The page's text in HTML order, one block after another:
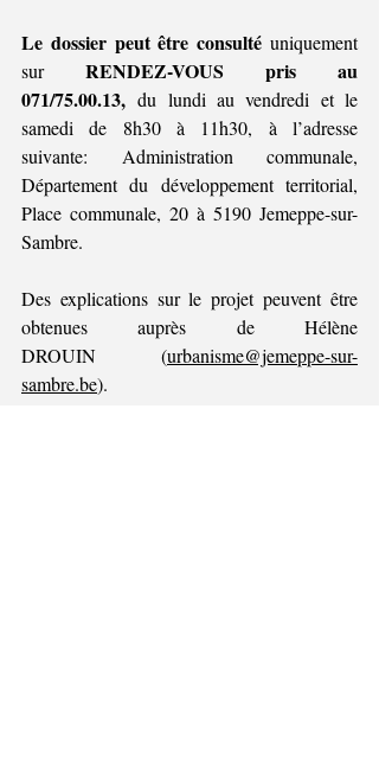
Le dossier peut être consulté uniquement
sur RENDEZ-VOUS pris au
071/75.00.13, du lundi au vendredi et le
samedi de 8h30 à 11h30, à l’adresse
suivante: Administration communale,
Département du développement territorial,
Place communale, 20 à 5190 Jemeppe-sur-
Sambre.
Des explications sur le projet peuvent être
obtenues auprès de Hélène
DROUIN (urbanisme@jemeppe-sur-
sambre.be).